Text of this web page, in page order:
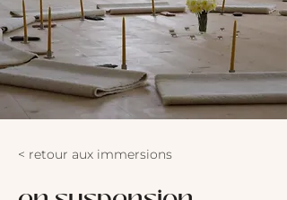
< retour aux immersions